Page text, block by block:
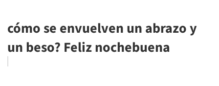
cómo se envuelven un abrazo y
un beso? Feliz nochebuena